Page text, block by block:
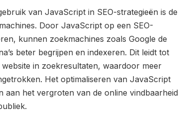
van JavaScript in SEO-strategieën is de
Door JavaScript op een SEO-
kunnen zoekmachines zoals Google de
beter begrijpen en indexeren. Dit leidt tot
in zoekresultaten, waardoor meer
Het optimaliseren van JavaScript
aan het vergroten van de online vindbaarheid